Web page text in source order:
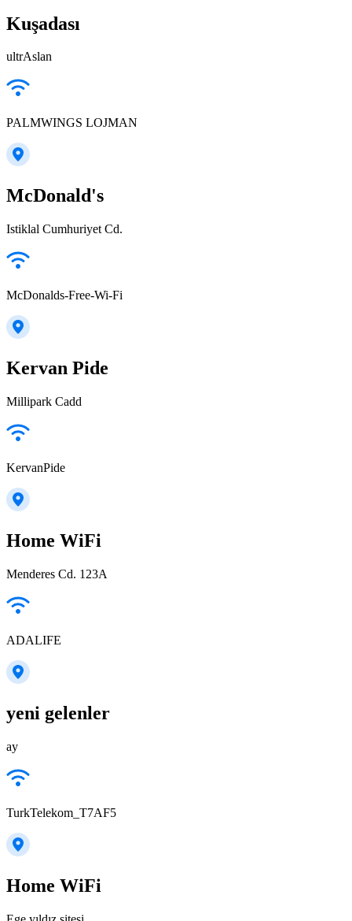
Kuşadası
ultrAslan
PALMWINGS LOJMAN
McDonald's
Istiklal Cumhuriyet Cd.
McDonalds-Free-Wi-Fi
Kervan Pide
Millipark Cadd
KervanPide
Home WiFi
Menderes Cd. 123A
ADALIFE
yeni gelenler
ay
TurkTelekom_T7AF5
Home WiFi